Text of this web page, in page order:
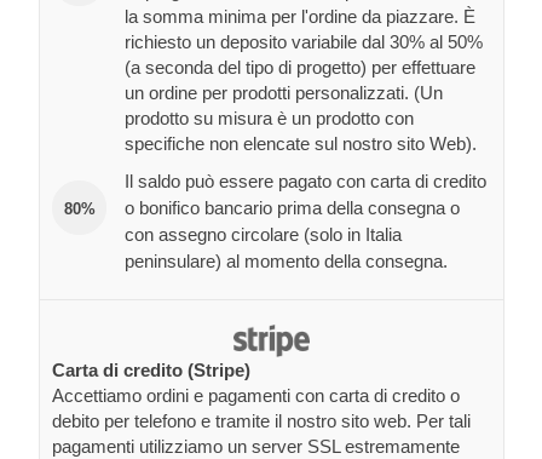
la somma minima per l'ordine da piazzare. È
richiesto un deposito variabile dal 30% al 50%
(a seconda del tipo di progetto) per effettuare
un ordine per prodotti personalizzati. (Un
prodotto su misura è un prodotto con
specifiche non elencate sul nostro sito Web).
80%
Il saldo può essere pagato con carta di credito
o bonifico bancario prima della consegna o
con assegno circolare (solo in Italia
peninsulare) al momento della consegna.
Carta di credito (Stripe)
Accettiamo ordini e pagamenti con carta di credito o
debito per telefono e tramite il nostro sito web. Per tali
pagamenti utilizziamo un server SSL estremamente